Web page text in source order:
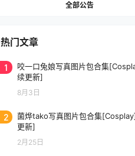
全部公告
热门文章
1
咬一口兔娘写真图片包合集
续更新]
8月3日
2
菌烨tako写真图片包合集
更新]
2月25日